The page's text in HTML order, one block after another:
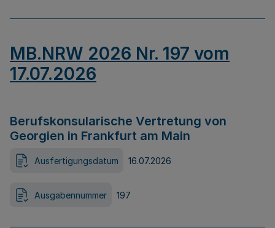
MB.NRW 2026 Nr. 197 vom
17.07.2026
Berufskonsularische Vertretung von
Georgien in Frankfurt am Main
Ausfertigungsdatum 16.07.2026
Ausgabennummer 197